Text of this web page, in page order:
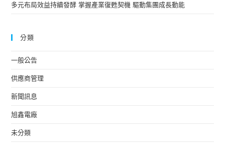
多元布局效益持續發酵 掌握產業復甦契機 驅動集團成長動能
分類
一般公告
供應商管理
新聞訊息
旭鑫電廠
未分類